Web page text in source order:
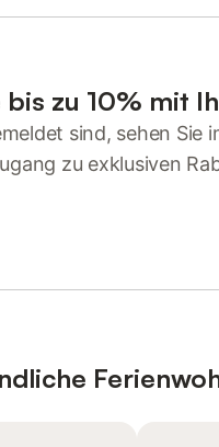
bis zu 10% mit
sind, sehen Sie
zu exklusiven